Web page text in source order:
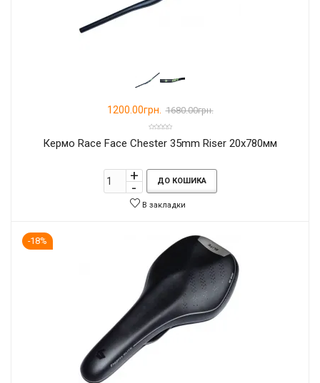
1200.00грн. 1680.00грн.
Кермо Race Face Chester 35mm Riser 20x780мм
ДО КОШИКА
В закладки
-18%